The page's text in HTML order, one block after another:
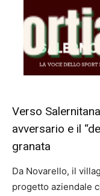
Verso
avversario e il
granata
Da Novarello, il
progetto aziendale